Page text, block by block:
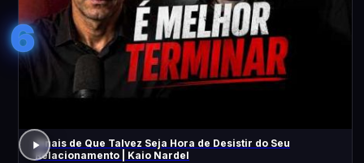
6
Sinais de Que Talvez Seja Hora de Desistir do Seu
Relacionamento | Kaio Nardel